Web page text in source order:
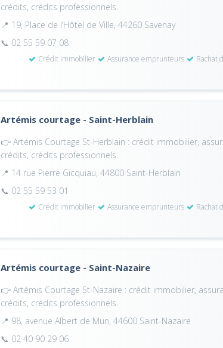
crédits, crédits professionnels.
📍 19, Place de l’Hôtel de Ville, 44260 Savenay
📞 02 55 59 07 08
Crédit immobilier Assurance emprunteurs Rachat
Artémis courtage - Saint-Herblain
👉 Artémis Courtage St-Herblain : crédit immobilier,
crédits, crédits professionnels.
📍 14 rue Pierre Gicquiau, 44800 Saint-Herblain
📞 02 55 59 53 01
Crédit immobilier Assurance emprunteurs Rachat
Artémis courtage - Saint-Nazaire
👉 Artémis Courtage St-Nazaire : crédit immobilier,
crédits, crédits professionnels.
📍 98, avenue Albert de Mun, 44600 Saint-Nazaire
📞 02 40 90 29 06